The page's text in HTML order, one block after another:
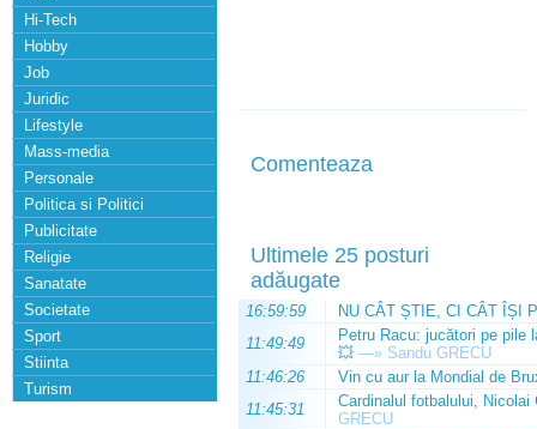
Hi-Tech
Hobby
Job
Juridic
Lifestyle
Mass-media
Personale
Politica si Politici
Publicitate
Religie
Sanatate
Societate
Sport
Stiinta
Turism
Comenteaza
Ultimele 25 posturi
adăugate
16:59:59
NU CÂT ȘTIE, CI CÂT ÎȘI
11:49:49
Petru Racu: jucători pe pile
💥 —» Sandu GRECU
11:46:26
Vin cu aur la Mondial de
11:45:31
Cardinalul fotbalului,
GRECU